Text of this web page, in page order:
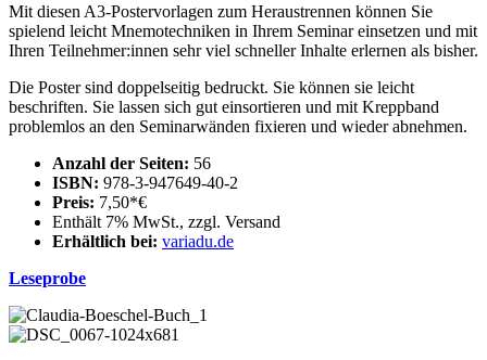
Mit diesen A3-Postervorlagen zum Heraustrennen können Sie
spielend leicht Mnemotechniken in Ihrem Seminar einsetzen und mit
Ihren Teilnehmer:innen sehr viel schneller Inhalte erlernen als bisher.
Die Poster sind doppelseitig bedruckt. Sie können sie leicht
beschriften. Sie lassen sich gut einsortieren und mit Kreppband
problemlos an den Seminarwänden fixieren und wieder abnehmen.
Anzahl der Seiten: 56
ISBN: 978-3-947649-40-2
Preis: 7,50*€
Enthält 7% MwSt., zzgl. Versand
Erhältlich bei: variadu.de
Leseprobe